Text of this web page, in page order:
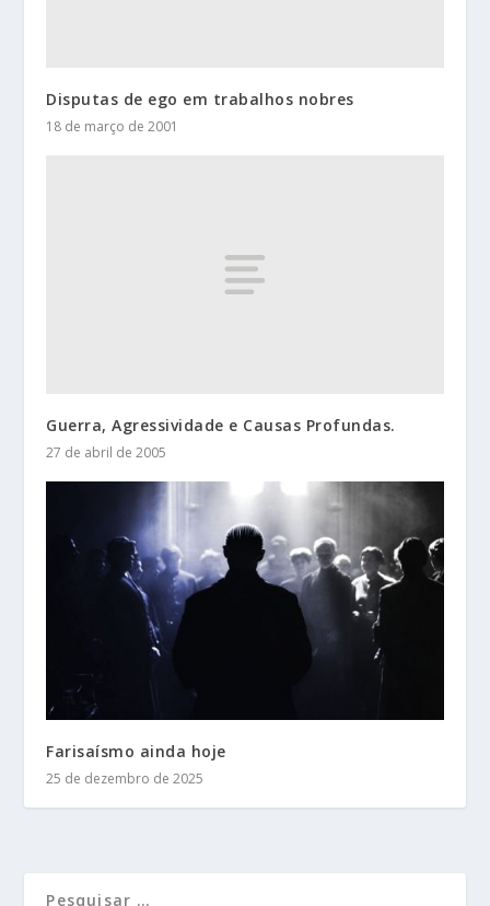
Disputas de ego em trabalhos nobres
18 de março de 2001
Guerra, Agressividade e Causas Profundas.
27 de abril de 2005
Farisaísmo ainda hoje
25 de dezembro de 2025